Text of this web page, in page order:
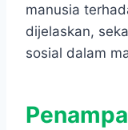
manusia
dijelaskan,
sosial dalam